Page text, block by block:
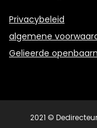
Privacybeleid
algemene
Gelieerde
2021 ©